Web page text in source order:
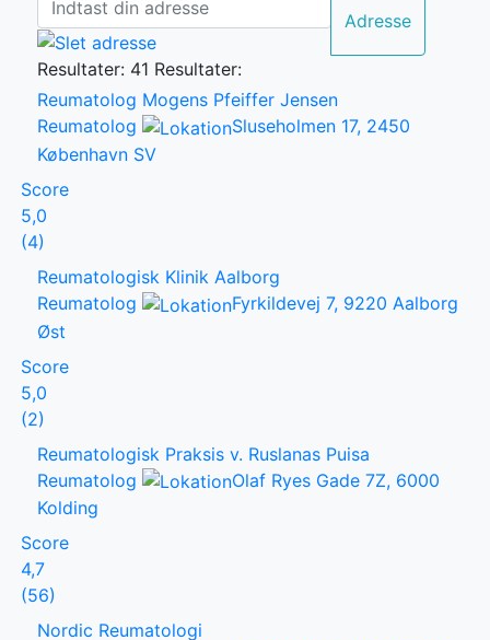
Adresse
Resultater: 41 Resultater:
Reumatolog Mogens Pfeiffer Jensen
Reumatolog
Sluseholmen 17, 2450
København SV
Score
5,0
(4)
Reumatologisk Klinik Aalborg
Reumatolog
Fyrkildevej 7, 9220 Aalborg
Øst
Score
5,0
(2)
Reumatologisk Praksis v. Ruslanas Puisa
Reumatolog
Olaf Ryes Gade 7Z, 6000
Kolding
Score
4,7
(56)
Nordic Reumatologi